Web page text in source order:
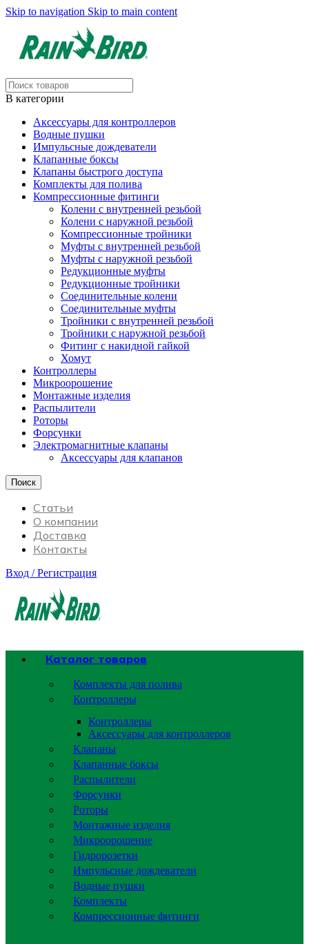
Skip to navigation Skip to main content
В категории
Аксессуары для контроллеров
Водные пушки
Импульсные дождеватели
Клапанные боксы
Клапаны быстрого доступа
Комплекты для полива
Компрессионные фитинги
Колени с внутренней резьбой
Колени с наружной резьбой
Компрессионные тройники
Муфты с внутренней резьбой
Муфты с наружной резьбой
Редукционные муфты
Редукционные тройники
Соединительные колени
Соединительные муфты
Тройники с внутренней резьбой
Тройники с наружной резьбой
Фитинг с накидной гайкой
Хомут
Контроллеры
Микроорошение
Монтажные изделия
Распылители
Роторы
Форсунки
Электромагнитные клапаны
Аксессуары для клапанов
Поиск
Статьи
О компании
Доставка
Контакты
Вход / Регистрация
Каталог товаров
Комплекты для полива
Контроллеры
Контроллеры
Аксессуары для контроллеров
Клапаны
Клапанные боксы
Распылители
Форсунки
Роторы
Монтажные изделия
Микроорошение
Гидророзетки
Импульсные дождеватели
Водные пушки
Комплекты
Компрессионные фитинги